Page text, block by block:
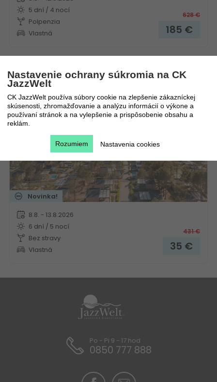
5 dní / 4 nocí
Polpenzia
Vlastná
628€
185 €
Chorvátsko Kvarner
Novinka!
8.8. - 13.8.2026
6 dní / 5 nocí
Bez stravy
Vlastná
431€
35 €
Po - Pi 9 - 17 hod
0850 777 888
Nastavenie ochrany súkromia na CK
JazzWelt
CK JazzWelt používa súbory cookie na zlepšenie zákazníckej
skúsenosti, zhromažďovanie a analýzu informácií o výkone a
používaní stránok a na vylepšenie a prispôsobenie obsahu a
reklám.
Nastavenia cookies
Rozumiem